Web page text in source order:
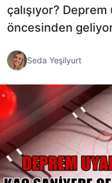
çalışıyor? Deprem
öncesinden
Seda Yeşilyurt